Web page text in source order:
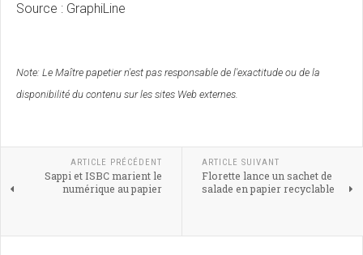
Source : GraphiLine
Note: Le Maître papetier n'est pas responsable de l'exactitude ou de la
disponibilité du contenu sur les sites Web externes.
ARTICLE PRÉCÉDENT
Sappi et ISBC marient le
numérique au papier
ARTICLE SUIVANT
Florette lance un sachet de
salade en papier recyclable